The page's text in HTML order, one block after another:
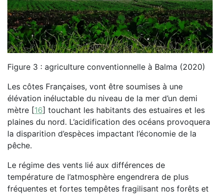
Figure 3 : agriculture conventionnelle à Balma (2020)
Les côtes Françaises, vont être soumises à une
élévation inéluctable du niveau de la mer d’un demi
mètre [16] touchant les habitants des estuaires et les
plaines du nord. L’acidification des océans provoquera
la disparition d’espèces impactant l’économie de la
pêche.
Le régime des vents lié aux différences de
température de l’atmosphère engendrera de plus
fréquentes et fortes tempêtes fragilisant nos forêts et